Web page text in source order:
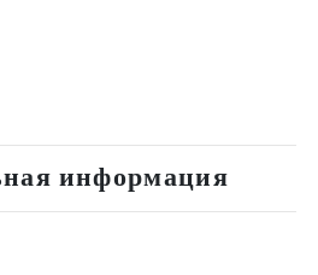
информация